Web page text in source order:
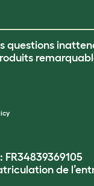
questions
FR34839369105
de